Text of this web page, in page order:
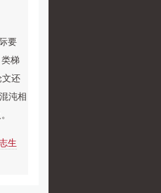
要
梯
还
沌相
生